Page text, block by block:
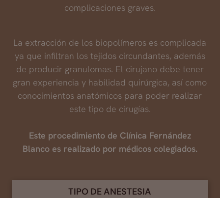
complicaciones graves.
La extracción de los biopolímeros es complicada
ya que infiltran los tejidos circundantes, además
de producir granulomas. El cirujano debe tener
gran experiencia y habilidad quirúrgica, así como
conocimientos anatómicos para poder realizar
este tipo de cirugías.
Este procedimiento de Clínica Fernández
Blanco es realizado por médicos colegiados.
TIPO DE ANESTESIA